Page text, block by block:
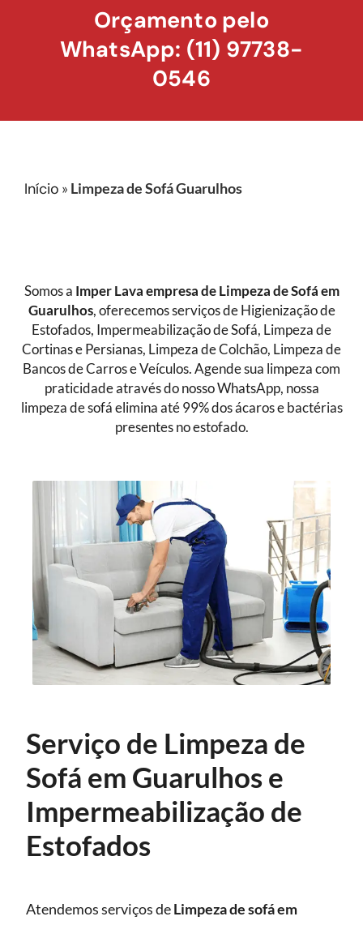
Orçamento pelo
WhatsApp: (11) 97738-
0546
Início » Limpeza de Sofá Guarulhos
Somos a Imper Lava empresa de Limpeza de Sofá em
Guarulhos, oferecemos serviços de Higienização de
Estofados, Impermeabilização de Sofá, Limpeza de
Cortinas e Persianas, Limpeza de Colchão, Limpeza de
Bancos de Carros e Veículos. Agende sua limpeza com
praticidade através do nosso WhatsApp, nossa
limpeza de sofá elimina até 99% dos ácaros e bactérias
presentes no estofado.
Serviço de Limpeza de
Sofá em Guarulhos e
Impermeabilização de
Estofados
Atendemos serviços deLimpeza de sofáem